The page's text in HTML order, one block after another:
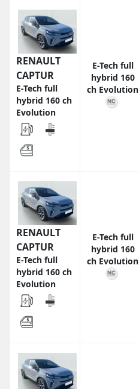
RENAULT
CAPTUR
E-Tech full
hybrid 160 ch
Evolution
E-Tech full
hybrid 160
ch Evolution
RENAULT
CAPTUR
E-Tech full
hybrid 160 ch
Evolution
E-Tech full
hybrid 160
ch Evolution